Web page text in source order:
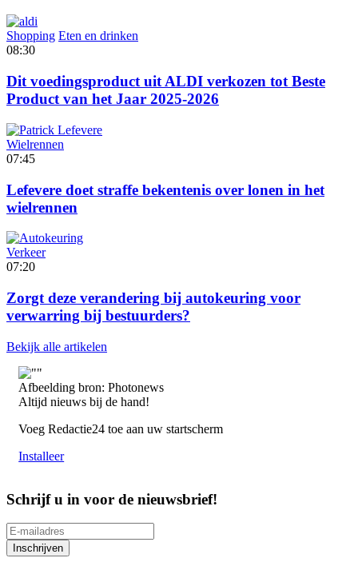
Shopping Eten en drinken
08:30
Dit voedingsproduct uit ALDI verkozen tot Beste
Product van het Jaar 2025-2026
Wielrennen
07:45
Lefevere doet straffe bekentenis over lonen in het
wielrennen
Verkeer
07:20
Zorgt deze verandering bij autokeuring voor
verwarring bij bestuurders?
Bekijk alle artikelen
Afbeelding bron: Photonews
Altijd nieuws bij de hand!
Voeg Redactie24 toe aan uw startscherm
Installeer
Schrijf u in voor de nieuwsbrief!
Inschrijven